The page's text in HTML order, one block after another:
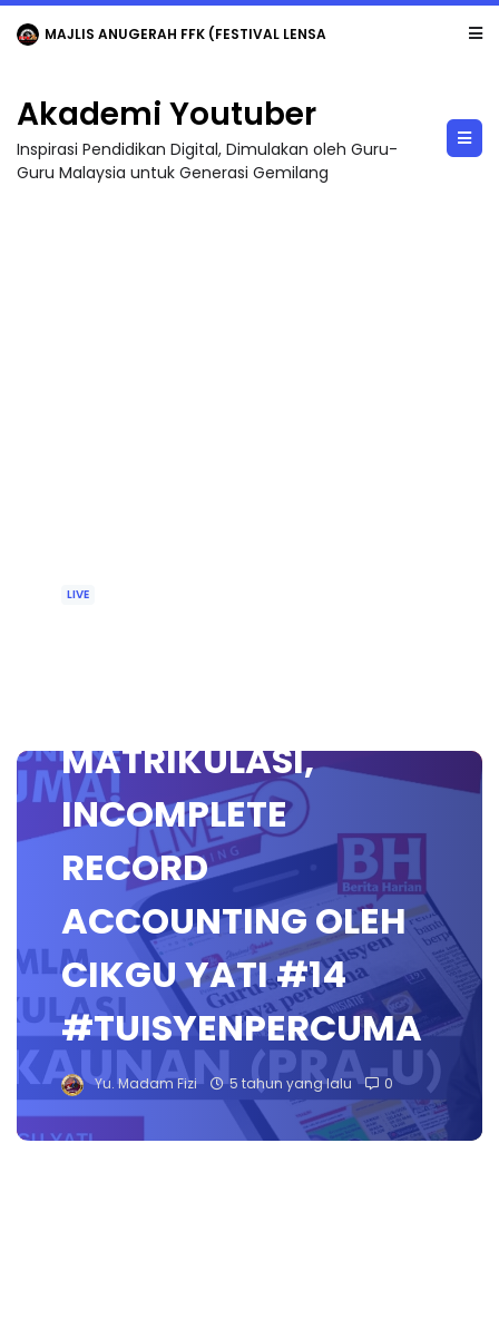
LIVE 🔴 [LIVE] MATEMATIK SR, WANG TAHUN 6 OLEH CIKGU ANITA #ALLINONE #141 #...
Akademi Youtuber
Inspirasi Pendidikan Digital, Dimulakan oleh Guru-
Guru Malaysia untuk Generasi Gemilang
LIVE
MATRIKULASI,
INCOMPLETE
RECORD
ACCOUNTING OLEH
CIKGU YATI #14
#TUISYENPERCUMA
Yu. Madam Fizi 5 tahun yang lalu 0